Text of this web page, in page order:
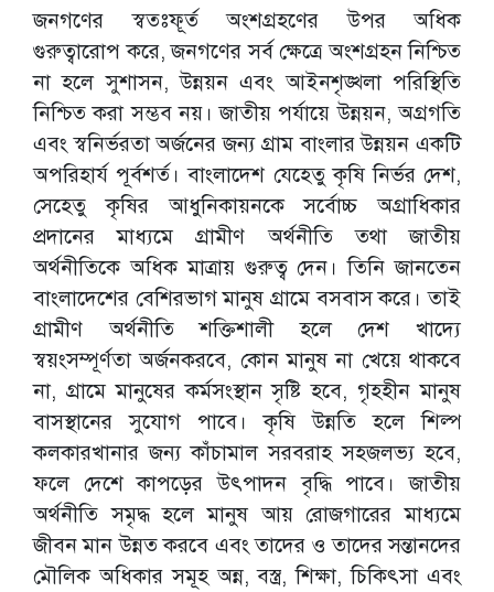
জনগণের স্বতঃফূর্ত অংশগ্রহণের উপর অধিক
গুরুত্বারোপ করে, জনগণের সর্ব ক্ষেত্রে অংশগ্রহন নিশ্চিত
না হলে সুশাসন, উন্নয়ন এবং আইনশৃঙ্খলা পরিস্থিতি
নিশ্চিত করা সম্ভব নয়। জাতীয় পর্যায়ে উন্নয়ন, অগ্রগতি
এবং স্বনির্ভরতা অর্জনের জন্য গ্রাম বাংলার উন্নয়ন একটি
অপরিহার্য পূর্বশর্ত। বাংলাদেশ যেহেতু কৃষি নির্ভর দেশ,
সেহেতু কৃষির আধুনিকায়নকে সর্বোচ্চ অগ্রাধিকার
প্রদানের মাধ্যমে গ্রামীণ অর্থনীতি তথা জাতীয়
অর্থনীতিকে অধিক মাত্রায় গুরুত্ব দেন। তিনি জানতেন
বাংলাদেশের বেশিরভাগ মানুষ গ্রামে বসবাস করে। তাই
গ্রামীণ অর্থনীতি শক্তিশালী হলে দেশ খাদ্যে
স্বয়ংসম্পূর্ণতা অর্জনকরবে, কোন মানুষ না খেয়ে থাকবে
না, গ্রামে মানুষের কর্মসংস্থান সৃষ্টি হবে, গৃহহীন মানুষ
বাসস্থানের সুযোগ পাবে। কৃষি উন্নতি হলে শিল্প
কলকারখানার জন্য কাঁচামাল সরবরাহ সহজলভ্য হবে,
ফলে দেশে কাপড়ের উৎপাদন বৃদ্ধি পাবে। জাতীয়
অর্থনীতি সমৃদ্ধ হলে মানুষ আয় রোজগারের মাধ্যমে
জীবন মান উন্নত করবে এবং তাদের ও তাদের সন্তানদের
মৌলিক অধিকার সমূহ অন্ন, বস্ত্র, শিক্ষা, চিকিৎসা এবং